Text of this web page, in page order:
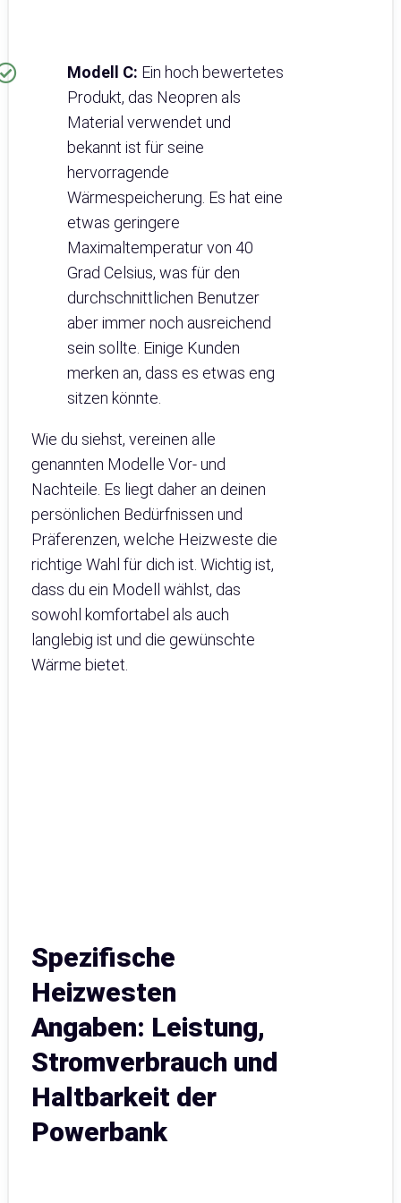
Modell C: Ein hoch bewertetes
Produkt, das Neopren als
Material verwendet und
bekannt ist für seine
hervorragende
Wärmespeicherung. Es hat eine
etwas geringere
Maximaltemperatur von 40
Grad Celsius, was für den
durchschnittlichen Benutzer
aber immer noch ausreichend
sein sollte. Einige Kunden
merken an, dass es etwas eng
sitzen könnte.
Wie du siehst, vereinen alle
genannten Modelle Vor- und
Nachteile. Es liegt daher an deinen
persönlichen Bedürfnissen und
Präferenzen, welche Heizweste die
richtige Wahl für dich ist. Wichtig ist,
dass du ein Modell wählst, das
sowohl komfortabel als auch
langlebig ist und die gewünschte
Wärme bietet.
Spezifische
Heizwesten
Angaben: Leistung,
Stromverbrauch und
Haltbarkeit der
Powerbank